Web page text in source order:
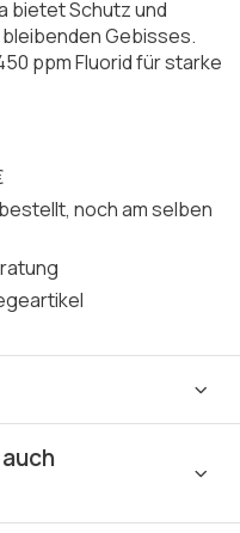
bietet Schutz und
Gebisses.
ppm Fluorid für starke
noch am selben